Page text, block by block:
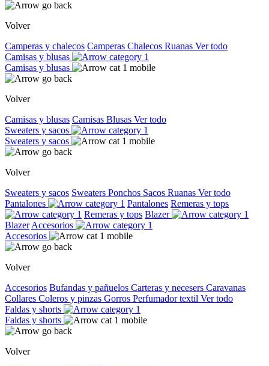
Volver
Camperas y chalecos Camperas Chalecos Ruanas Ver todo
Camisas y blusas
Camisas y blusas
Volver
Camisas y blusas Camisas Blusas Ver todo
Sweaters y sacos
Sweaters y sacos
Volver
Sweaters y sacos Sweaters Ponchos Sacos Ruanas Ver todo
Pantalones
Pantalones Remeras y tops
Remeras y tops Blazer
Blazer Accesorios
Accesorios
Volver
Accesorios Bufandas y pañuelos Carteras y necesers Caravanas
Collares Coleros y pinzas Gorros Perfumador textil Ver todo
Faldas y shorts
Faldas y shorts
Volver